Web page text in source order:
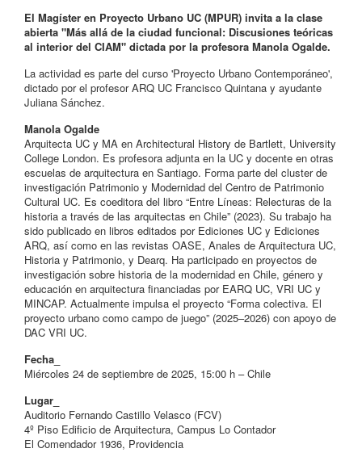
El Magíster en Proyecto Urbano UC (MPUR) invita a la clase
abierta "Más allá de la ciudad funcional: Discusiones teóricas
al interior del CIAM" dictada por la profesora Manola Ogalde.
La actividad es parte del curso 'Proyecto Urbano Contemporáneo',
dictado por el profesor ARQ UC Francisco Quintana y ayudante
Juliana Sánchez.
Manola Ogalde
Arquitecta UC y MA en Architectural History de Bartlett, University
College London. Es profesora adjunta en la UC y docente en otras
escuelas de arquitectura en Santiago. Forma parte del cluster de
investigación Patrimonio y Modernidad del Centro de Patrimonio
Cultural UC. Es coeditora del libro “Entre Líneas: Relecturas de la
historia a través de las arquitectas en Chile” (2023). Su trabajo ha
sido publicado en libros editados por Ediciones UC y Ediciones
ARQ, así como en las revistas OASE, Anales de Arquitectura UC,
Historia y Patrimonio, y Dearq. Ha participado en proyectos de
investigación sobre historia de la modernidad en Chile, género y
educación en arquitectura financiadas por EARQ UC, VRI UC y
MINCAP. Actualmente impulsa el proyecto “Forma colectiva. El
proyecto urbano como campo de juego” (2025–2026) con apoyo de
DAC VRI UC.
Fecha_
Miércoles 24 de septiembre de 2025, 15:00 h – Chile
Lugar_
Auditorio Fernando Castillo Velasco (FCV)
4º Piso Edificio de Arquitectura, Campus Lo Contador
El Comendador 1936, Providencia